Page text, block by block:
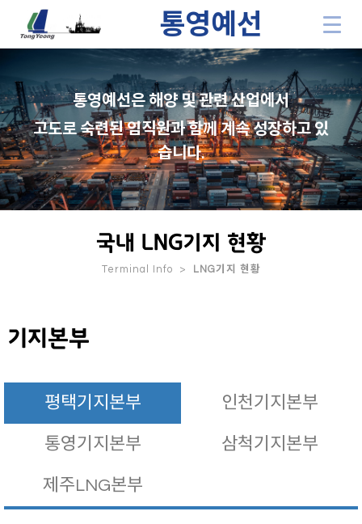
통영예선
통영예선은 해양 및 관련 산업에서
고도로 숙련된 임직원과 함께 계속 성장하고 있
습니다.
국내 LNG기지 현황
Terminal Info > LNG기지 현황
기지본부
평택기지본부 인천기지본부
통영기지본부 삼척기지본부
제주LNG본부